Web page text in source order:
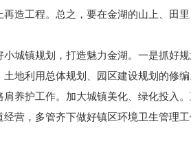
造工程。总之，要在金湖的山上、田
城镇规划，打造魅力金湖。一是抓好
土地利用总体规划、园区建设规划的修
养护工作。加大城镇美化、绿化投入
营，多管齐下做好镇区环境卫生管理